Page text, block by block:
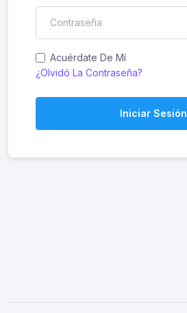
Acuérdate De Mí
¿Olvidó La Contraseña?
Iniciar Sesión